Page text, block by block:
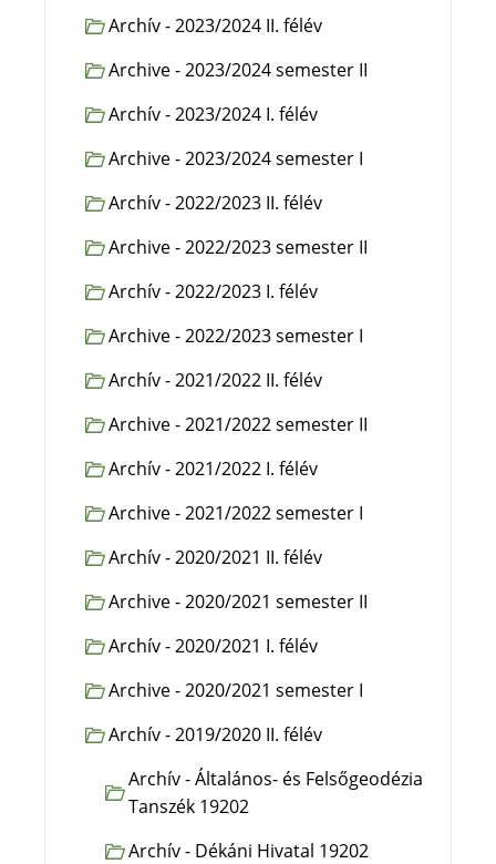
Archív - 2023/2024 II. félév
Archive - 2023/2024 semester II
Archív - 2023/2024 I. félév
Archive - 2023/2024 semester I
Archív - 2022/2023 II. félév
Archive - 2022/2023 semester II
Archív - 2022/2023 I. félév
Archive - 2022/2023 semester I
Archív - 2021/2022 II. félév
Archive - 2021/2022 semester II
Archív - 2021/2022 I. félév
Archive - 2021/2022 semester I
Archív - 2020/2021 II. félév
Archive - 2020/2021 semester II
Archív - 2020/2021 I. félév
Archive - 2020/2021 semester I
Archív - 2019/2020 II. félév
Archív - Általános- és Felsőgeodézia
Tanszék 19202
Archív - Dékáni Hivatal 19202